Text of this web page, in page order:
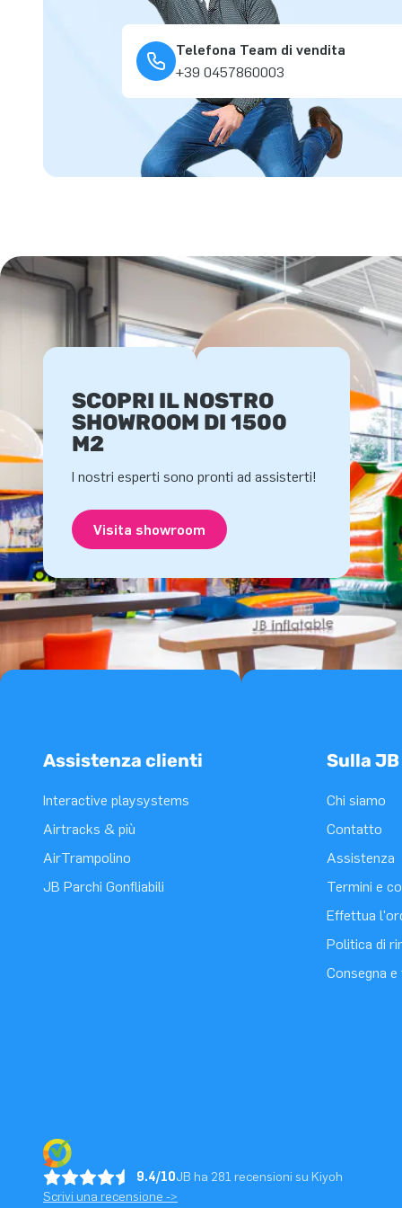
Telefona Team di vendita
+39 0457860003
SCOPRI IL NOSTRO
SHOWROOM DI 1500
M2
I nostri esperti sono pronti ad assisterti!
Visita showroom
Assistenza clienti
Interactive playsystems
Airtracks & più
AirTrampolino
JB Parchi Gonfliabili
Sulla JB
Chi siamo
Contatto
Assistenza
Termini e
Effettua
Politica di
Consegna
9.4/10JB ha 281 recensioni su Kiyoh
Scrivi una recensione ->